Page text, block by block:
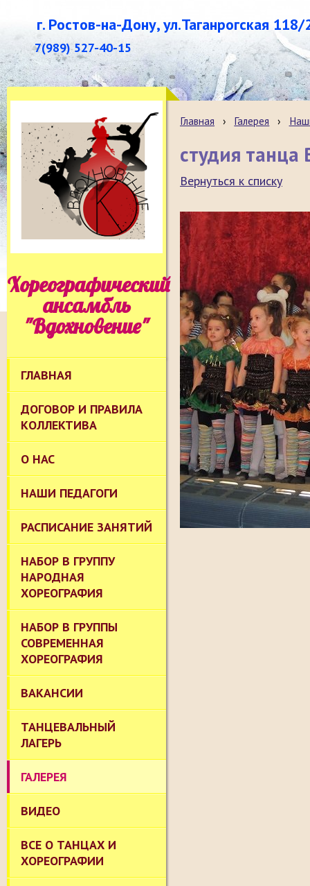
г. Ростов-на-Дону, ул.Таганрогская 118/
7(989) 527-40-15
Хореографический
ансамбль
"Вдохновение"
ГЛАВНАЯ
ДОГОВОР И ПРАВИЛА
КОЛЛЕКТИВА
О НАС
НАШИ ПЕДАГОГИ
РАСПИСАНИЕ ЗАНЯТИЙ
НАБОР В ГРУППУ
НАРОДНАЯ
ХОРЕОГРАФИЯ
НАБОР В ГРУППЫ
СОВРЕМЕННАЯ
ХОРЕОГРАФИЯ
ВАКАНСИИ
ТАНЦЕВАЛЬНЫЙ
ЛАГЕРЬ
ГАЛЕРЕЯ
ВИДЕО
ВСЕ О ТАНЦАХ И
ХОРЕОГРАФИИ
Главная › Галерея ›
студия
Вернуться к списку